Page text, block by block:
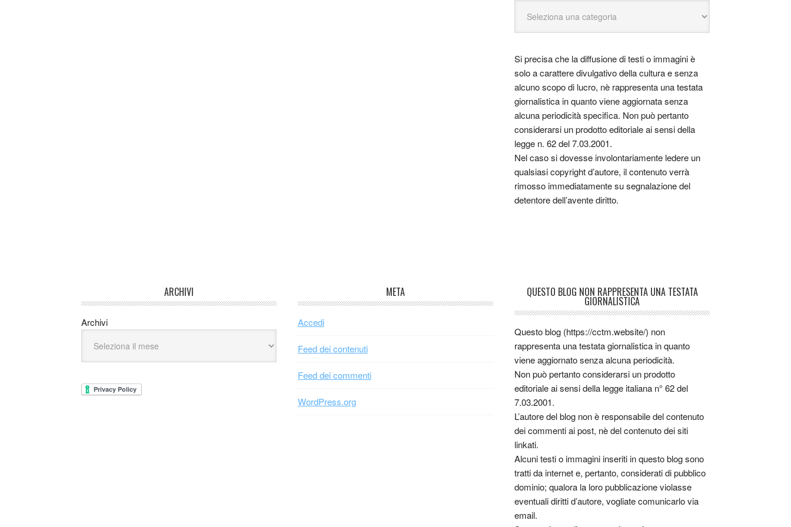
Si precisa che la diffusione di testi o immagini è
solo a carattere divulgativo della cultura e senza
alcuno scopo di lucro, nè rappresenta una testata
giornalistica in quanto viene aggiornata senza
alcuna periodicità specifica. Non può pertanto
considerarsi un prodotto editoriale ai sensi della
legge n. 62 del 7.03.2001.
Nel caso si dovesse involontariamente ledere un
qualsiasi copyright d’autore, il contenuto verrà
rimosso immediatamente su segnalazione del
detentore dell’avente diritto.
ARCHIVI
Archivi
META
Accedi
Feed dei contenuti
Feed dei commenti
WordPress.org
QUESTO BLOG NON RAPPRESENTA UNA TESTATA
GIORNALISTICA
Questo blog (https://cctm.website/) non
rappresenta una testata giornalistica in quanto
viene aggiornato senza alcuna periodicità.
Non può pertanto considerarsi un prodotto
editoriale ai sensi della legge italiana n° 62 del
7.03.2001.
L’autore del blog non è responsabile del contenuto
dei commenti ai post, nè del contenuto dei siti
linkati.
Alcuni testi o immagini inseriti in questo blog sono
tratti da internet e, pertanto, considerati di pubblico
dominio; qualora la loro pubblicazione violasse
eventuali diritti d’autore, vogliate comunicarlo via
email.